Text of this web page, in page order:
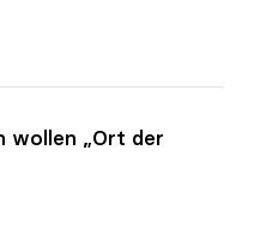
trotz
wollen „Ort der